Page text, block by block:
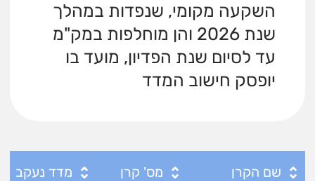
השקעה מקומי, שנפדות במהלך
שנת 2026 והן מוחלפות במק"מ
עד לסיום שנת הפדיון, מועד בו
יופסק חישוב המדד
שם הקרן מס' קרן מדד נעקב